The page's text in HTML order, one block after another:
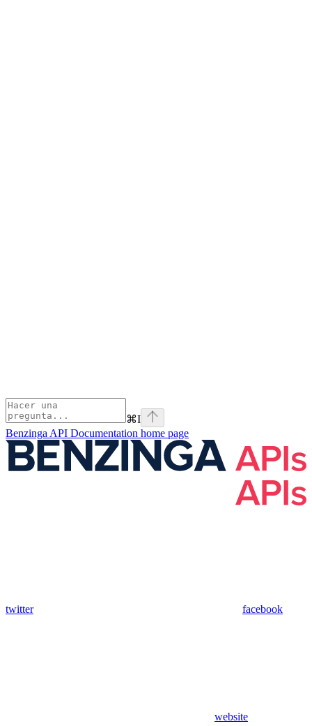
⌘I
Benzinga API Documentation home page
twitter facebook
website